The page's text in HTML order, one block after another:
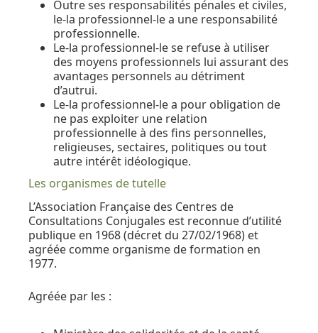
Outre ses responsabilités pénales et civiles,
le-la professionnel-le a une responsabilité
professionnelle.
Le-la professionnel-le se refuse à utiliser
des moyens professionnels lui assurant des
avantages personnels au détriment
d’autrui.
Le-la professionnel-le a pour obligation de
ne pas exploiter une relation
professionnelle à des fins personnelles,
religieuses, sectaires, politiques ou tout
autre intérêt idéologique.
Les organismes de tutelle
L’Association Française des Centres de
Consultations Conjugales est reconnue d’utilité
publique en 1968 (décret du 27/02/1968) et
agréée comme organisme de formation en
1977.
Agréée par les :